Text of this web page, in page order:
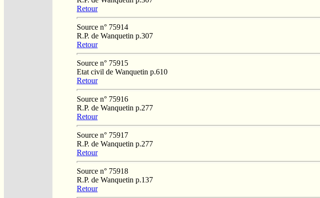
Retour
Source n° 75914
R.P. de Wanquetin p.307
Retour
Source n° 75915
Etat civil de Wanquetin p.610
Retour
Source n° 75916
R.P. de Wanquetin p.277
Retour
Source n° 75917
R.P. de Wanquetin p.277
Retour
Source n° 75918
R.P. de Wanquetin p.137
Retour